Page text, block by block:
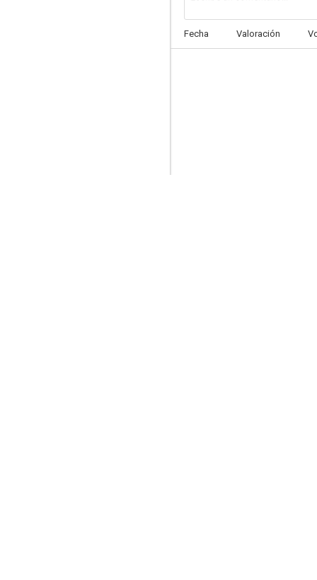
--
Fecha Valoración